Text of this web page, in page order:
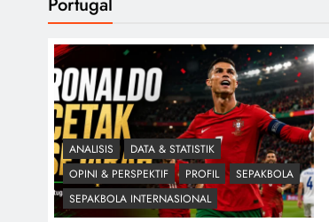
ANALISIS
DATA & STATISTIK
OPINI & PERSPEKTIF
PROFIL
SEPAKBOLA
SEPAKBOLA INTERNASIONAL